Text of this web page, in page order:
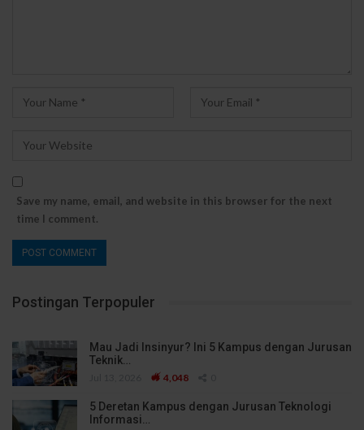
Save my name, email, and website in this browser for the next
time I comment.
Postingan Terpopuler
Mau Jadi Insinyur? Ini 5 Kampus dengan Jurusan
Teknik…
4,048
5 Deretan Kampus dengan Jurusan Teknologi
Informasi…